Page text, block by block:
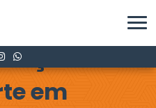
Para
em